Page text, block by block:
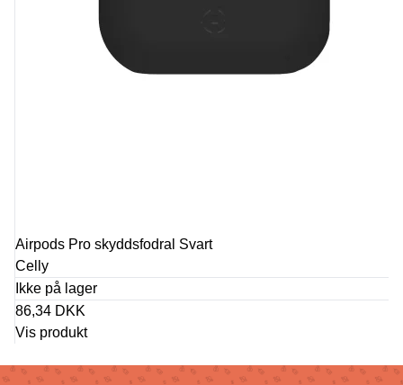
Airpods Pro skyddsfodral Svart
Celly
Ikke på lager
86,34 DKK
Vis produkt